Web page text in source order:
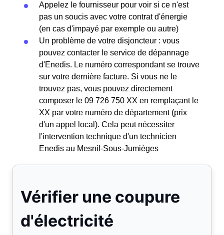
Appelez le fournisseur pour voir si ce n'est
pas un soucis avec votre contrat d'énergie
(en cas d'impayé par exemple ou autre)
Un problème de votre disjoncteur : vous
pouvez contacter le service de dépannage
d'Enedis. Le numéro correspondant se trouve
sur votre dernière facture. Si vous ne le
trouvez pas, vous pouvez directement
composer le 09 726 750 XX en remplaçant le
XX par votre numéro de département (prix
d'un appel local). Cela peut nécessiter
l'intervention technique d'un technicien
Enedis au Mesnil-Sous-Jumièges